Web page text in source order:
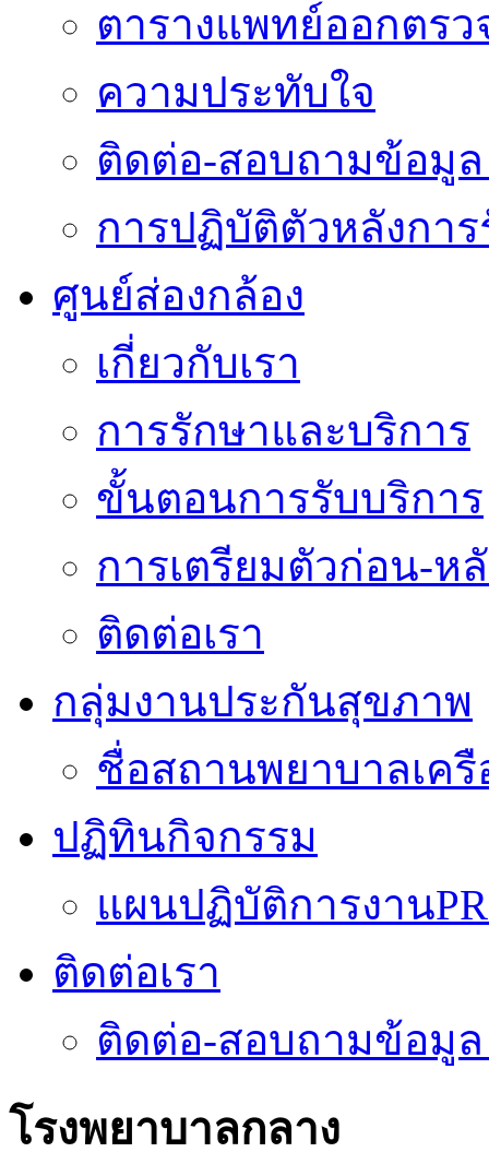
ตารางแพทย์ออกตรว
ความประทับใจ
ติดต่อ-สอบถามข้อมู
การปฏิบัติตัวหลังการ
ศูนย์ส่องกล้อง
เกี่ยวกับเรา
การรักษาและบริการ
ขั้นตอนการรับบริการ
การเตรียมตัวก่อน-ห
ติดต่อเรา
กลุ่มงานประกันสุขภาพ
ชื่อสถานพยาบาลเค
ปฏิทินกิจกรรม
แผนปฏิบัติการงาน
ติดต่อเรา
ติดต่อ-สอบถามข้อมูล
โรงพยาบาลกลาง